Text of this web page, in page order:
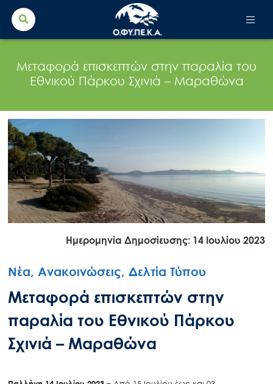
Search
for:
Μεταφορά επισκεπτών στην παραλία του
Εθνικού Πάρκου Σχινιά – Μαραθώνα
Ημερομηνία Δημοσίευσης: 14 Ιουλίου 2023
Νέα, Ανακοινώσεις, Δελτία Τύπου
Μεταφορά επισκεπτών στην
παραλία του Εθνικού Πάρκου
Σχινιά – Μαραθώνα